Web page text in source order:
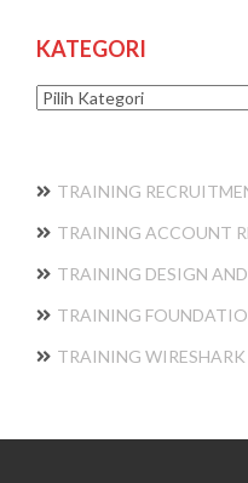
KATEGORI
Kategori
TRAINING
TRAINING ACCOUNT
TRAINING DESIGN
TRAINING
TRAINING WIRESHARK